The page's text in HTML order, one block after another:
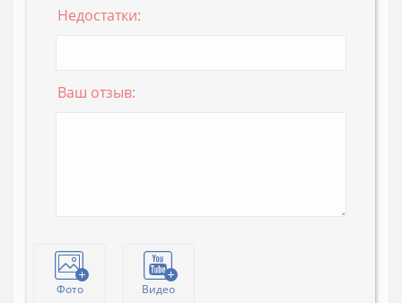
Недостатки:
Ваш отзыв:
Фото Видео